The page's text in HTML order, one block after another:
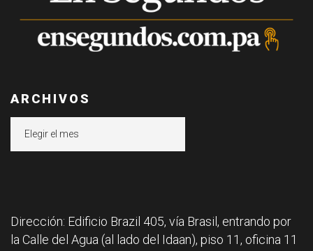
ARCHIVOS
Dirección: Edificio Brazil 405, vía Brasil, entrando por
la Calle del Agua (al lado del Idaan), piso 11, oficina 11